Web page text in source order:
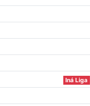
Iná Liga